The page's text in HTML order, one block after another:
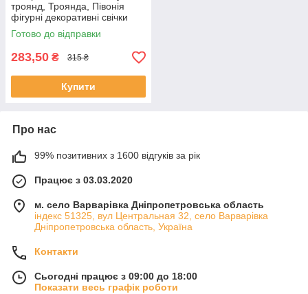
троянд, Троянда, Півонія
фігурні декоративні свічки
ручної роботи на подарунок
Готово до відправки
283,50 ₴ 315 ₴
Купити
Про нас
99% позитивних з 1600 відгуків за рік
Працює з 03.03.2020
м. село Варварівка Дніпропетровська область
індекс 51325, вул Центральная 32, село Варварівка
Дніпропетровська область, Україна
Контакти
Сьогодні працює з 09:00 до 18:00
Показати весь графік роботи